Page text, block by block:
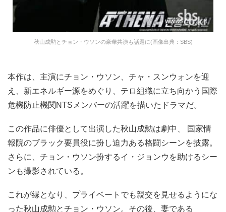
秋山成勲とチョン・ウソンの豪華共演も話題に(画像出典：SBS)
本作は、主演にチョン・ウソン、チャ・スンウォンを迎
え、新エネルギー源をめぐり、テロ組織に立ち向かう国際
危機防止機関NTSメンバーの活躍を描いたドラマだ。
この作品に俳優として出演した秋山成勲は劇中、 国家情
報院のブラック要員役に扮し迫力ある格闘シーンを披露。
さらに、チョン・ウソン扮するイ・ジョンウを助けるシー
ンも撮影されている。
これが縁となり、プライベートでも親交を見せるようにな
った秋山成勲とチョン・ウソン。その後、妻である